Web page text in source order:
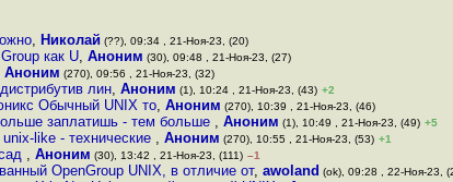
, Николай (??), 09:34 , 21-Ноя-23, (20)
как U, Аноним (30), 09:48 , 21-Ноя-23, (27)
Аноним (270), 09:56 , 21-Ноя-23, (32)
лин, Аноним (1), 10:24 , 21-Ноя-23, (43) +2
Обычный UNIX то, Аноним (270), 10:39 , 21-Ноя-23, (46)
заплатишь - тем больше , Аноним (1), 10:49 , 21-Ноя-23, (49) +5
like - технические , Аноним (270), 10:55 , 21-Ноя-23, (53) +1
, Аноним (30), 13:42 , 21-Ноя-23, (111) –1
OpenGroup UNIX, в отличие от, awoland (ok), 09:28 , 22-Ноя-23,